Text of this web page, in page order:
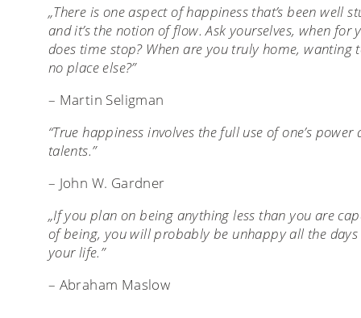
„There is one aspect of happiness that’s been well
and it’s the notion of flow. Ask yourselves, when for
does time stop? When are you truly home, wanting
no place else?”
– Martin Seligman
“True happiness involves the full use of one’s power
talents.”
– John W. Gardner
„If you plan on being anything less than you are
of being, you will probably be unhappy all the
your life.”
– Abraham Maslow